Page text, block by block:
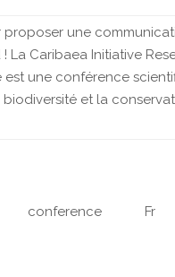
proposer une
La Caribaea Initiative
une conférence
et la
conference Fr